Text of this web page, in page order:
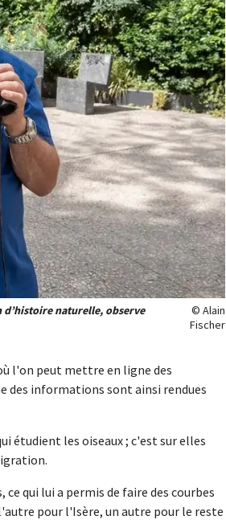
d’histoire naturelle, observe
© Alain
Fischer
l'on peut mettre en ligne des
des informations sont ainsi rendues
étudient les oiseaux ; c'est sur elles
qui lui a permis de faire des courbes
pour l'Isère, un autre pour le reste